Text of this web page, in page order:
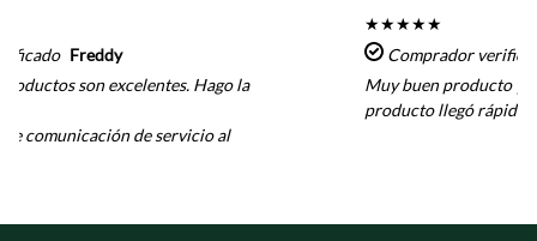
Freddy
son excelentes. Hago la
comunicación de servicio al
★★★★★
Comprador
Muy buen producto y
producto llegó rápido